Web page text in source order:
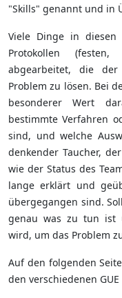
"Skills" genannt und in
Viele Dinge in diesen
Protokollen
abgearbeitet, die
Problem zu lösen. Bei
besonderer Wert
bestimmte Verfahren
sind, und welche
denkender Taucher,
wie der Status des
lange erklärt und
übergegangen sind.
genau was zu tun ist
wird, um das Problem
Auf den folgenden
den verschiedenen